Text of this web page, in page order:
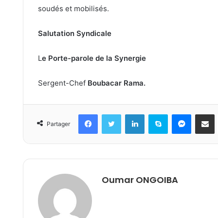
soudés et mobilisés.
Salutation Syndicale
Le Porte-parole de la Synergie
Sergent-Chef Boubacar Rama.
Partager
FacebookTwitter LinkedinSkype
Oumar ONGOIBA